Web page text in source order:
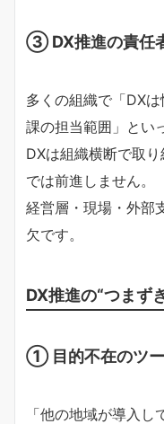
③ DX推進の責任
多くの組織で「DX
課の担当範囲」とい
DXは組織横断で取
では前進しません。
経営層・現場・外部
欠です。
DX推進の“つまず
① 目的不在のツ
「他の地域が導入